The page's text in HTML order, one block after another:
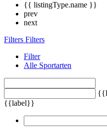
{{ listingType.name }}
prev
next
Filters Filters
Filter
Alle Sportarten
{{label}}